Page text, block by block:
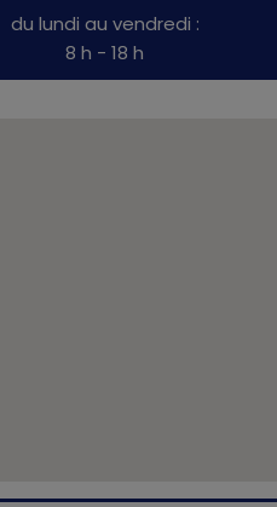
du lundi au vendredi :
8 h - 18 h